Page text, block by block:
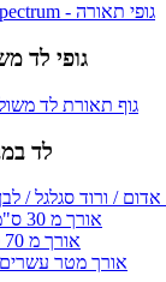
פול ספקטרום full spectrum - גופי תאורה
גופי לד
גוף תאורת לד
לד
/ ורוד סגלגל /
אורך מ 30 ס"מ עד 60 ס"מ
אורך מ 70 ס"מ עד מטר
אורך מטר עשרים עד